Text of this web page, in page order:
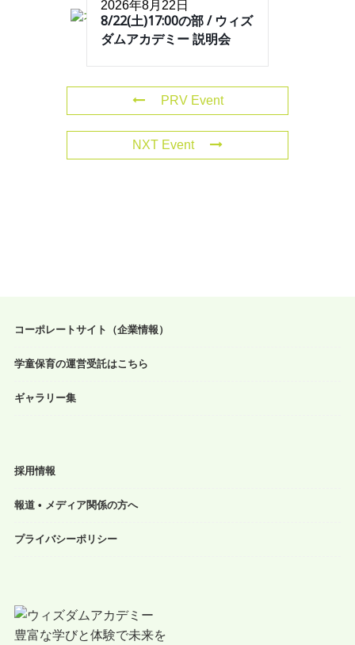
2026年8月22日
8/22(土)17:00の部 / ウィズ
ダムアカデミー 説明会
PRV Event
NXT Event
コーポレートサイト（企業情報）
学童保育の運営受託はこちら
ギャラリー集
採用情報
報道 • メディア関係の方へ
プライバシーポリシー